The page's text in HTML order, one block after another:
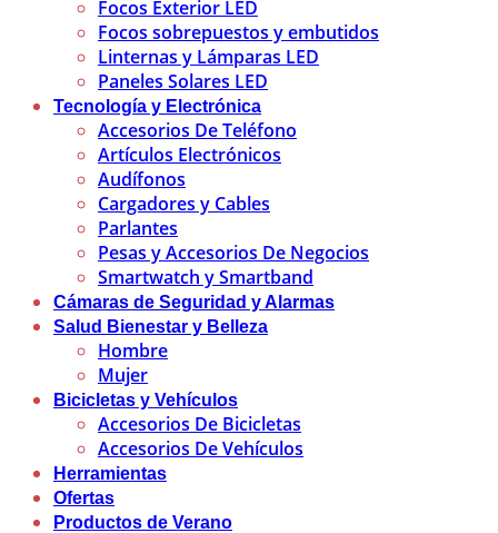
Focos Exterior LED
Focos sobrepuestos y embutidos
Linternas y Lámparas LED
Paneles Solares LED
Tecnología y Electrónica
Accesorios De Teléfono
Artículos Electrónicos
Audífonos
Cargadores y Cables
Parlantes
Pesas y Accesorios De Negocios
Smartwatch y Smartband
Cámaras de Seguridad y Alarmas
Salud Bienestar y Belleza
Hombre
Mujer
Bicicletas y Vehículos
Accesorios De Bicicletas
Accesorios De Vehículos
Herramientas
Ofertas
Productos de Verano